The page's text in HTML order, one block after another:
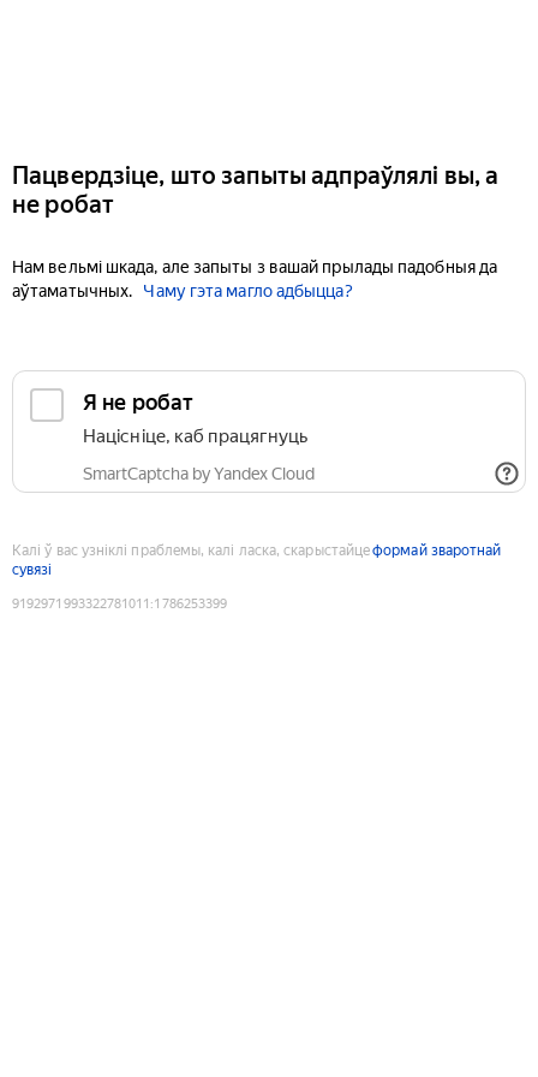
Пацвердзіце, што запыты адпраўлялі вы, а
не робат
Нам вельмі шкада, але запыты з вашай прылады падобныя да
аўтаматычных.
Чаму гэта магло адбыцца?
Я не робат
Націсніце, каб працягнуць
SmartCaptcha by Yandex Cloud
Калі ў вас узніклі праблемы, калі ласка, скарыстайцеформай зваротнай
сувязі
9192971993322781011 :1786253399